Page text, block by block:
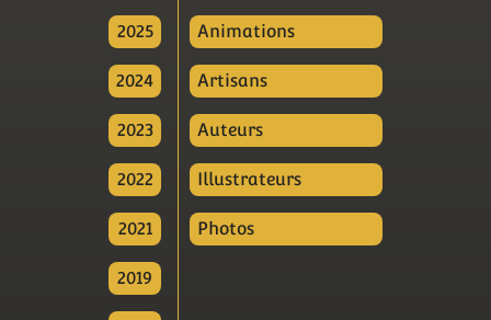
2025
2024
2023
2022
2021
2019
Animations
Artisans
Auteurs
Illustrateurs
Photos